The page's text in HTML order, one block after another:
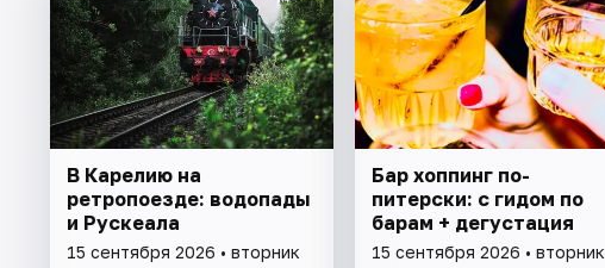
В Карелию на
ретропоезде: водопады
и Рускеала
15 сентября 2026 • вторник
Бар хоппинг по-
питерски: с гидом по
барам + дегустация
15 сентября 2026 • вторник